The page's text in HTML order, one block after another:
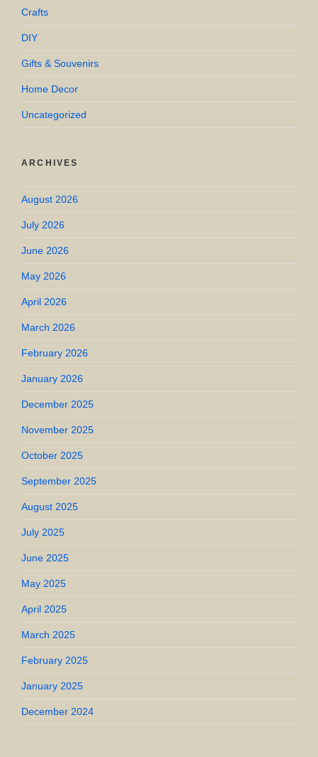
Crafts
DIY
Gifts & Souvenirs
Home Decor
Uncategorized
ARCHIVES
August 2026
July 2026
June 2026
May 2026
April 2026
March 2026
February 2026
January 2026
December 2025
November 2025
October 2025
September 2025
August 2025
July 2025
June 2025
May 2025
April 2025
March 2025
February 2025
January 2025
December 2024